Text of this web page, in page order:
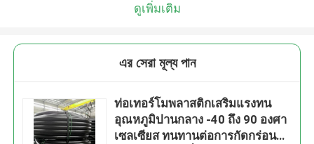
ดูเพิ่มเติม
এর সেরা মূল্য পান
ท่อเทอร์โมพลาสติกเสริมแรงทน
อุณหภูมิปานกลาง -40 ถึง 90 องศา
เซลเซียส ทนทานต่อการกัดกร่อนสูง